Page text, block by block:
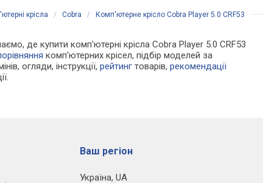
крісла / Cobra / Комп'ютерне крісло Cobra Player 5.0 CRF53
де купити комп'ютерні крісла Cobra Player 5.0 CRF53
комп'ютерних крісел, підбір моделей за
огляди, інструкції,рейтинг товарів,рекомендації
Ваш регіон
Україна, UA